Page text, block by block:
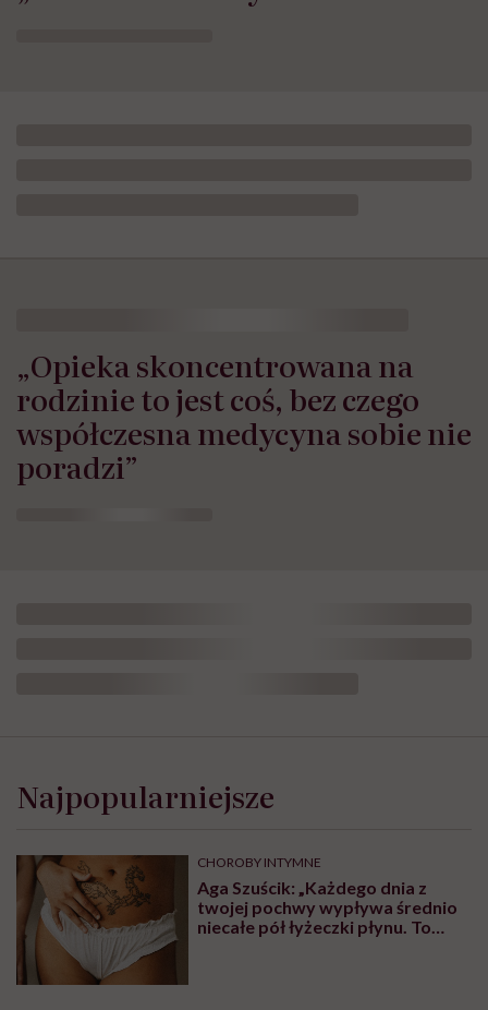
„Opieka skoncentrowana na
rodzinie to jest coś, bez czego
współczesna medycyna sobie nie
poradzi”
Najpopularniejsze
CHOROBY INTYMNE
Aga Szuścik: „Każdego dnia z
twojej pochwy wypływa średnio
niecałe pół łyżeczki płynu. To